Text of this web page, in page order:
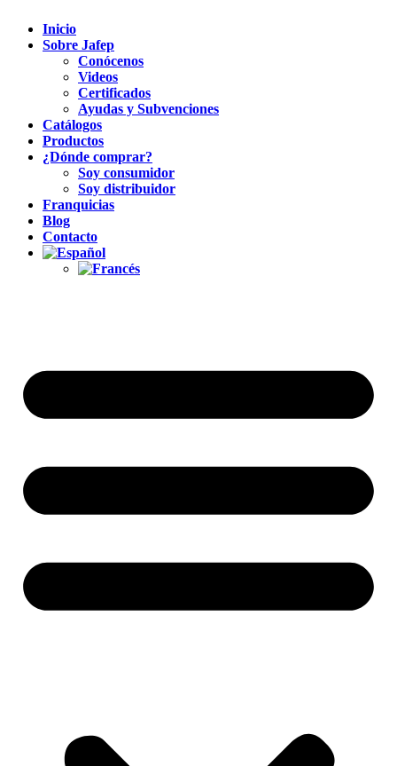
Inicio
Sobre Jafep
Conócenos
Videos
Certificados
Ayudas y Subvenciones
Catálogos
Productos
¿Dónde comprar?
Soy consumidor
Soy distribuidor
Franquicias
Blog
Contacto